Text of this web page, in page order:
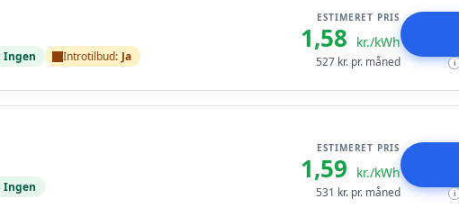
Ingen Introtilbud: Ja
ESTIMERET PRIS
1,58 kr./kWh
527 kr. pr. måned i
Ingen
ESTIMERET PRIS
1,59 kr./kWh
531 kr. pr. måned i